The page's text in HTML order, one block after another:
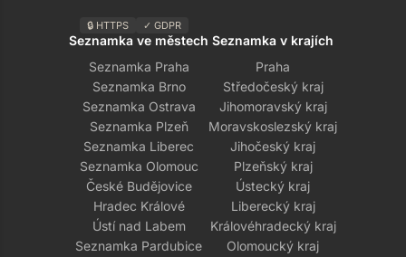
🔒 HTTPS ✓ GDPR
Seznamka ve městech
Seznamka Praha
Seznamka Brno
Seznamka Ostrava
Seznamka Plzeň
Seznamka Liberec
Seznamka Olomouc
České Budějovice
Hradec Králové
Ústí nad Labem
Seznamka Pardubice
Seznamka v krajích
Praha
Středočeský kraj
Jihomoravský kraj
Moravskoslezský kraj
Jihočeský kraj
Plzeňský kraj
Ústecký kraj
Liberecký kraj
Královéhradecký kraj
Olomoucký kraj